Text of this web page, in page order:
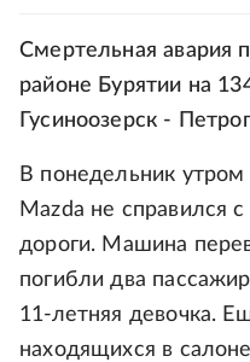
Смертельная авария
районе Бурятии на
Гусиноозерск -
В понедельник
Mazda не справился
дороги. Машина
погибли два
11-летняя девочка.
находящихся в